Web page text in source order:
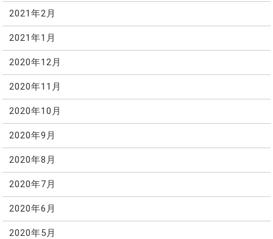
2021年2月
2021年1月
2020年12月
2020年11月
2020年10月
2020年9月
2020年8月
2020年7月
2020年6月
2020年5月